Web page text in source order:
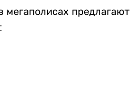
мегаполисах предлагают